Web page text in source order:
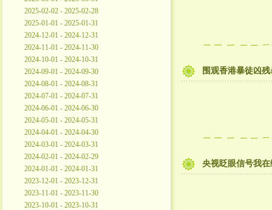
2025-02-02 - 2025-02-28
2025-01-01 - 2025-01-31
2024-12-01 - 2024-12-31
2024-11-01 - 2024-11-30
2024-10-01 - 2024-10-31
2024-09-01 - 2024-09-30
2024-08-01 - 2024-08-31
2024-07-01 - 2024-07-31
2024-06-01 - 2024-06-30
2024-05-01 - 2024-05-31
2024-04-01 - 2024-04-30
2024-03-01 - 2024-03-31
2024-02-01 - 2024-02-29
2024-01-01 - 2024-01-31
2023-12-01 - 2023-12-31
2023-11-01 - 2023-11-30
2023-10-01 - 2023-10-31
围观香港暴徒凶
央视眨眼信号我